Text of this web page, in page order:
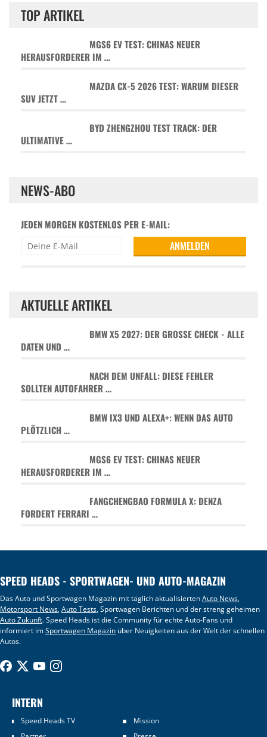
TOP ARTIKEL
MGS6 EV TEST: CHINAS NEUER
HERAUSFORDERER IM …
MAZDA CX-5 2026 TEST: WARUM DIESER
SUV JETZT …
BYD ZHENGZHOU TEST TRACK: DER
ULTIMATIVE …
NEWS-ABO
JEDEN MORGEN KOSTENLOS PER E-MAIL:
AKTUELLE ARTIKEL
BMW X5 2027: DER GROSSE CHECK - ALLE D
ATEN UND …
NACH DEM UNFALL: DIESE FEHLER
SOLLTEN AUTOFAHRER …
BMW IX3 UND ALEXA+: WENN DAS AUTO
PLÖTZLICH …
MGS6 EV TEST: CHINAS NEUER
HERAUSFORDERER IM …
FANGCHENGBAO FORMULA X: DENZA
FORDERT FERRARI …
SPEED HEADS - SPORTWAGEN- UND AUTO-MAGAZIN
Das Auto und Sportwagen Magazin mit täglich aktualisiertenAuto News,
Motorsport News,Auto Tests, Sportwagen Berichten und der streng geheimen
Auto Zukunft. Speed Heads ist die Community für echte Auto-Fans und
informiert imSportwagen Magazin über Neuigkeiten aus der Welt der schnellen
Autos.
INTERN
Speed Heads TV
Mission